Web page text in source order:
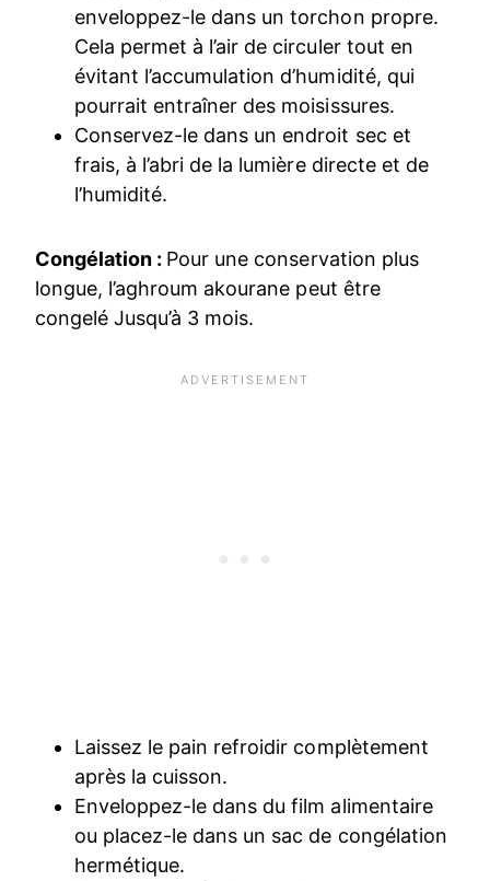
enveloppez-le dans un torchon propre.
Cela permet à l’air de circuler tout en
évitant l’accumulation d’humidité, qui
pourrait entraîner des moisissures.
Conservez-le dans un endroit sec et
frais, à l’abri de la lumière directe et de
l’humidité.
Congélation : Pour une conservation plus
longue, l’aghroum akourane peut être
congelé Jusqu’à 3 mois.
Laissez le pain refroidir complètement
après la cuisson.
Enveloppez-le dans du film alimentaire
ou placez-le dans un sac de congélation
hermétique.